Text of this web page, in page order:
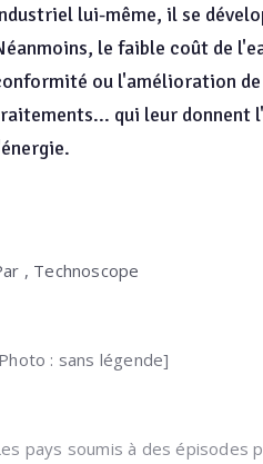
lui-même, il se
le faible coût de
ou l'amélioration
qui leur donnent
, Technoscope
: sans légende]
pays soumis à des épisodes